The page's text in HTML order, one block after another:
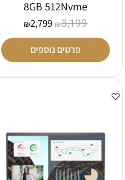
8GB 512Nvme
₪3,199
₪2,799
פרטים נוספים